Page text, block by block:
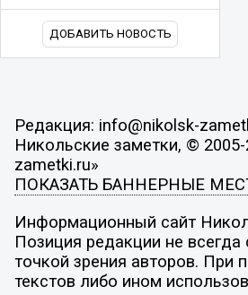
ДОБАВИТЬ НОВОСТЬ
Редакция: info@nikolsk-
Никольские заметки, ©
zametki.ru»
ПОКАЗАТЬ БАННЕРНЫЕ
Информационный сайт
Позиция редакции не всегда
точкой зрения авторов. При
текстов либо ином